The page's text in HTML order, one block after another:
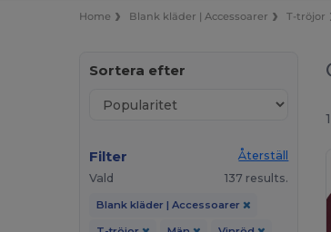
Home Blank kläder | Accessoarer T-tröjor
Sortera efter
Filter
Återställ
Vald
137 results.
Blank kläder | Accessoarer